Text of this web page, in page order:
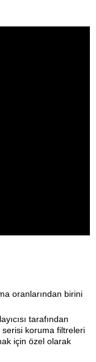
oranlarından birini
tarafından
serisi koruma filtreleri
için özel olarak